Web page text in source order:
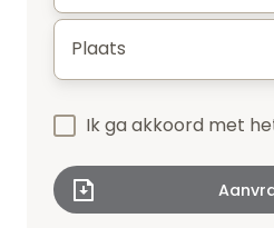
Plaats
Ik ga akkoord met